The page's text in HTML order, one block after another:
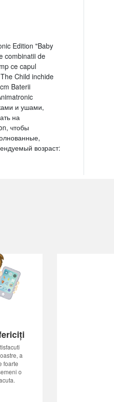
Edition "Baby
combinatii de
ce capul
Child inchide
Baterii
и ушами,
на
чтобы
возраст:
a
foarte
o